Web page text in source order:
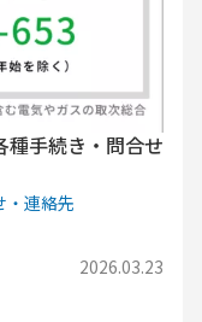
種手続き・問合せ
・連絡先
2026.03.23